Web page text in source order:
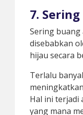
7.
Sering buang
disebabkan
hijau secara
Terlalu
Hal ini terjadi
yang mana